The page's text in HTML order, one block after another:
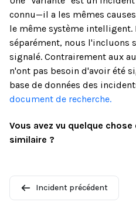
connu—il a les mêmes
le même système
séparément, nous l'incluons
signalé. Contrairement aux
n'ont pas besoin d'avoir été
base de données des
document de recherche.
Vous avez vu quelque chose
similaire ?
Incident précédent